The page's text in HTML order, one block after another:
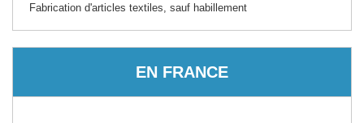
Fabrication d'articles textiles, sauf habillement
EN FRANCE